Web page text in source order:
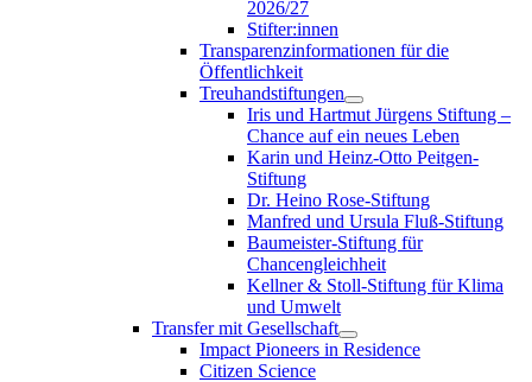
2026/27
Stifter:innen
Transparenzinformationen für die
Öffentlichkeit
Treuhandstiftungen
Iris und Hartmut Jürgens Stiftung –
Chance auf ein neues Leben
Karin und Heinz-Otto Peitgen-
Stiftung
Dr. Heino Rose-Stiftung
Manfred und Ursula Fluß-Stiftung
Baumeister-Stiftung für
Chancengleichheit
Kellner & Stoll-Stiftung für Klima
und Umwelt
Transfer mit Gesellschaft
Impact Pioneers in Residence
Citizen Science